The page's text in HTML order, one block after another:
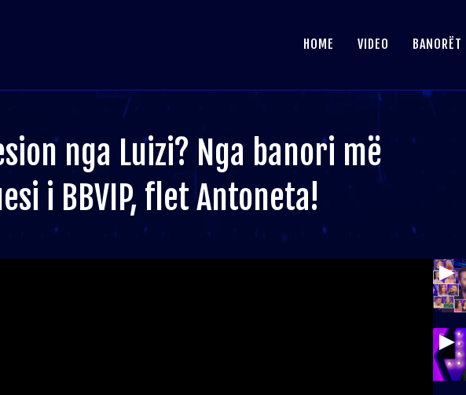
HOME VIDEO BANORËT
nga Luizi? Nga banori më
i BBVIP, flet Antoneta!